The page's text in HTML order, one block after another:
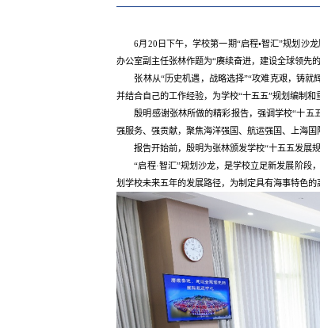
6月20日下午，学校第一期“启程•智汇”规划沙
办公室副主任张林作题为“赓续奋进，建设全球领先
张林从“历史机遇，战略选择”“攻难克艰，铸就
并结合自己的工作经验，为学校“十五五”规划编制和
殷明感谢张林所做的精彩报告，强调学校“十五
强服务、强贡献，聚焦海洋强国、航运强国、上海国
报告开始前，殷明为张林颁发学校“十五五发展
“启程·智汇”规划沙龙，是学校立足新发展阶段
划学校未来五年的发展路径，为制定具有海事特色的